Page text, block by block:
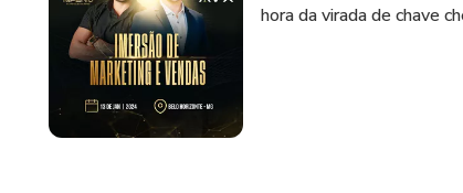
hora da virada de chave